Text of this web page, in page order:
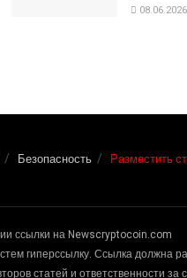
08.06.2026
Безопасность Разместить
ссылки на Newscryptocoin.com
гиперссылку. Ссылка должна
статей и ответственности